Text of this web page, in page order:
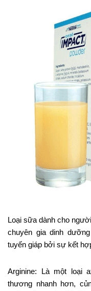
Loại sữa dành cho
chuyên gia dinh
tuyến giáp bởi sự kết
Arginine: Là một loại
thương nhanh hơn,